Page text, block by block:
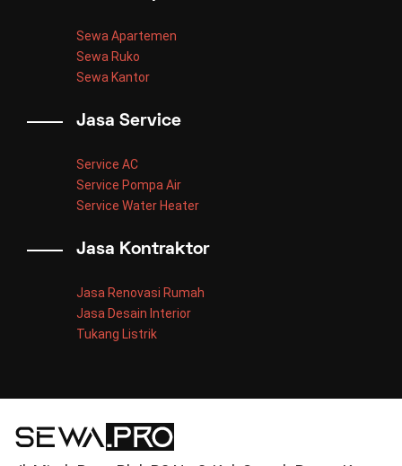
Sewa Apartemen
Sewa Ruko
Sewa Kantor
Jasa Service
Service AC
Service Pompa Air
Service Water Heater
Jasa Kontraktor
Jasa Renovasi Rumah
Jasa Desain Interior
Tukang Listrik